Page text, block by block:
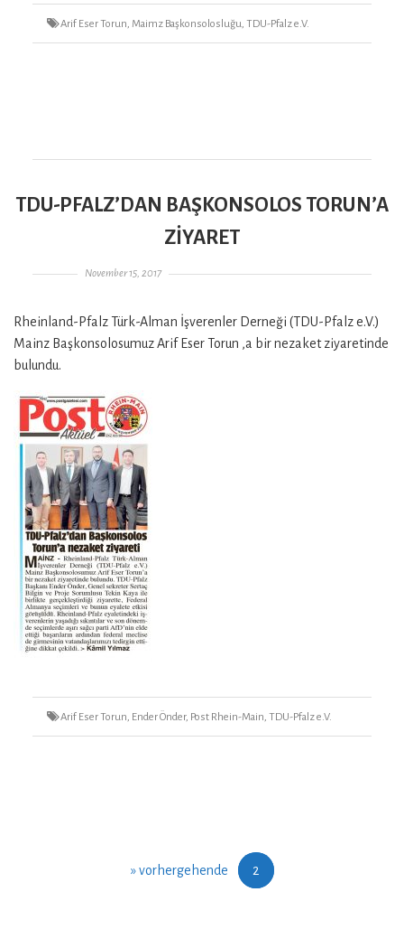
TagsArif Eser Torun, Maimz Başkonsolosluğu,TDU-Pfalz e.V.
TDU-PFALZ’DAN BAŞKONSOLOS TORUN’A
ZİYARET
Gepostet am
November 15, 2017
Rheinland-Pfalz Türk-Alman İşverenler Derneği (TDU-Pfalz e.V.)
Mainz Başkonsolosumuz Arif Eser Torun ‚a bir nezaket ziyaretinde
bulundu.
TagsArif Eser Torun, Ender Önder, Post Rhein-Main,TDU-Pfalz e.V.
Seitennummerierung
» vorhergehende Seite
2